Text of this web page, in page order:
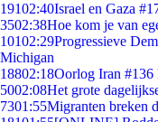
19102:40Israel en Gaza
3502:38Hoe kom je van
10102:29Progressieve
Michigan
18802:18Oorlog Iran #136
5002:08Het grote
7301:55Migranten breken